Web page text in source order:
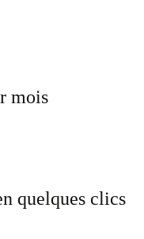
mois
quelques clics